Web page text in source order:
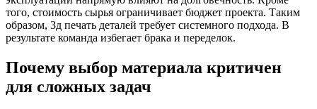
того, стоимость сырья ограничивает бюджет проекта. Таким
образом, 3д печать деталей требует системного подхода. В
результате команда избегает брака и переделок.
Почему выбор материала критичен
для сложных задач